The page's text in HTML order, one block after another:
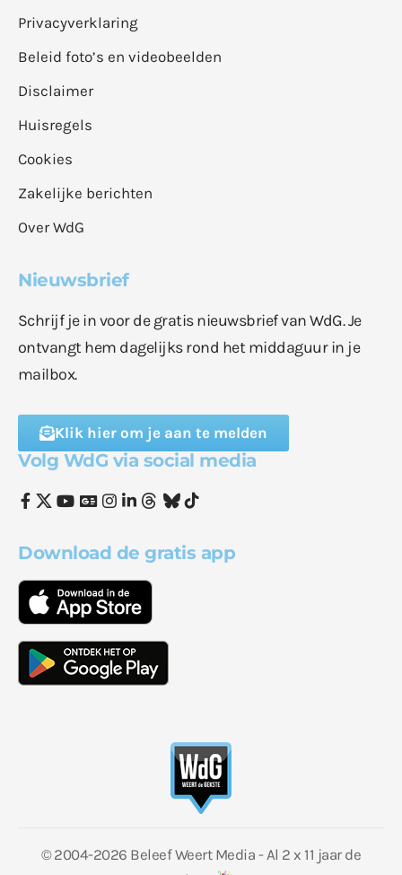
Privacyverklaring
Beleid foto’s en videobeelden
Disclaimer
Huisregels
Cookies
Zakelijke berichten
Over WdG
Nieuwsbrief
Schrijf je in voor de gratis nieuwsbrief van WdG. Je
ontvangt hem dagelijks rond het middaguur in je
mailbox.
Klik hier om je aan te melden
Volg WdG via social media
Download de gratis app
© 2004-2026 Beleef Weert Media - Al 2 x 11 jaar de